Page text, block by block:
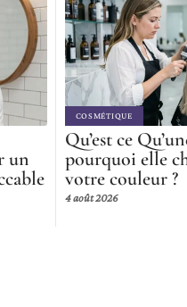
un
COSMÉTIQUE
Qu’est ce
pourquoi elle
votre couleur ?
4 août 2026